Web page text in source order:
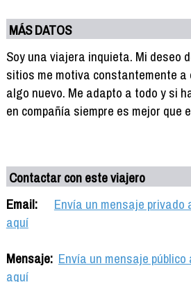
MÁS DATOS
Soy una viajera inquieta. Mi deseo
sitios me motiva constantemente
algo nuevo. Me adapto a todo y si
en compañía siempre es mejor que
Contactar con este viajero
Email:
Envía un mensaje
aquí
Mensaje: Envía un mensaje
aquí